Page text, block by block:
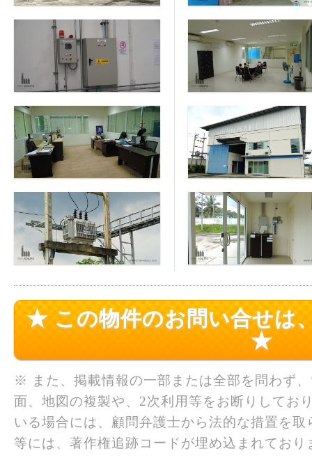
★ この物件のお問い合せは
★
※ また、掲載情報の一部または全部を問わず
面、地図の複製や、2次利用等をお断りしてお
いる場合には、顧問弁護士から法的な措置を
等には、著作権追跡コードが埋め込まれており